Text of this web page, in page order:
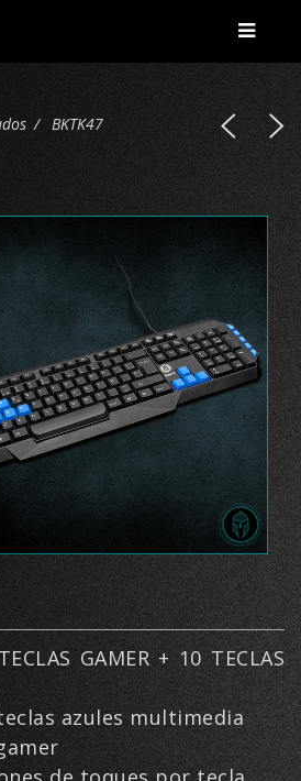
BKTK47
GAMER + 10 TECLAS
azules multimedia